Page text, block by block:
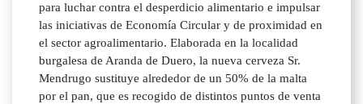
para luchar contra el desperdicio alimentario e impulsar
las iniciativas de Economía Circular y de proximidad en
el sector agroalimentario. Elaborada en la localidad
burgalesa de Aranda de Duero, la nueva cerveza Sr.
Mendrugo sustituye alrededor de un 50% de la malta
por el pan, que es recogido de distintos puntos de venta